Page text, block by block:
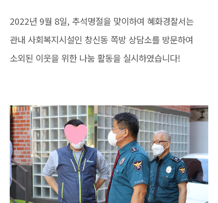
2022년 9월 8일, 추석명절을 맞이하여 혜화경찰서는
관내 사회복지시설인 창신동 쪽방 상담소를 방문하여
소외된 이웃을 위한 나눔 활동을 실시하였습니다!